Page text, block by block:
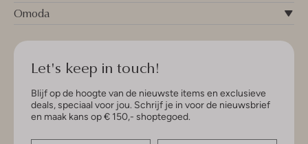
Omoda
Let's keep in touch!
Blijf op de hoogte van de nieuwste items en exclusieve
deals, speciaal voor jou. Schrijf je in voor de nieuwsbrief
en maak kans op € 150,- shoptegoed.